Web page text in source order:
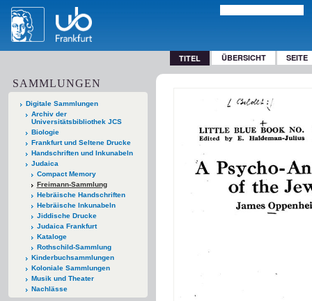
TITEL ÜBERSICHT SEITE
SAMMLUNGEN
Digitale Sammlungen
Archiv der
Universitätsbibliothek JCS
Biologie
Frankfurt und Seltene Drucke
Handschriften und Inkunabeln
Judaica
Compact Memory
Freimann-Sammlung
Hebräische Handschriften
Hebräische Inkunabeln
Jiddische Drucke
Judaica Frankfurt
Kataloge
Rothschild-Sammlung
Kinderbuchsammlungen
Koloniale Sammlungen
Musik und Theater
Nachlässe